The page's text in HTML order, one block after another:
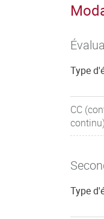
Type
CC
continu)
Type